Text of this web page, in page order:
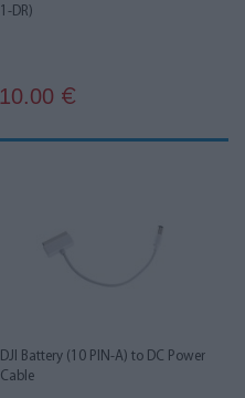
1-DR)
10.00 €
DJI Battery (10 PIN-A) to DC Power
Cable